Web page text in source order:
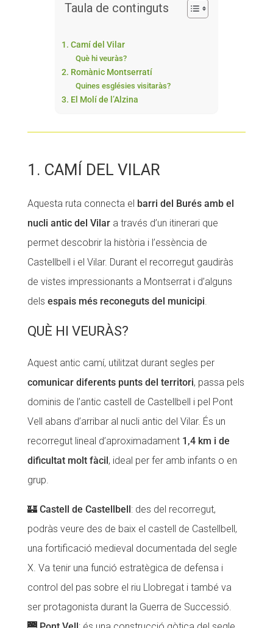
Taula de continguts
1. Camí del Vilar
Què hi veuràs?
2. Romànic Montserratí
Quines esglésies visitaràs?
3. El Molí de l’Alzina
1. CAMÍ DEL VILAR
Aquesta ruta connecta el barri del Burés amb el
nucli antic del Vilara través d’un itinerari que
permet descobrir la història i l’essència de
Castellbell i el Vilar. Durant el recorregut gaudiràs
de vistes impressionants a Montserrat i d’alguns
dels espais més reconeguts del municipi.
QUÈ HI VEURÀS?
Aquest antic camí, utilitzat durant segles per
comunicar diferents punts del territori, passa pels
dominis de l’antic castell de Castellbell i pel Pont
Vell abans d’arribar al nucli antic del Vilar. És un
recorregut lineal d’aproximadament 1,4 km i de
dificultat molt fàcil, ideal per fer amb infants o en
grup.
🏰 Castell de Castellbell: des del recorregut,
podràs veure des de baix el castell de Castellbell,
una fortificació medieval documentada del segle
X. Va tenir una funció estratègica de defensa i
control del pas sobre el riu Llobregat i també va
ser protagonista durant la Guerra de Successió.